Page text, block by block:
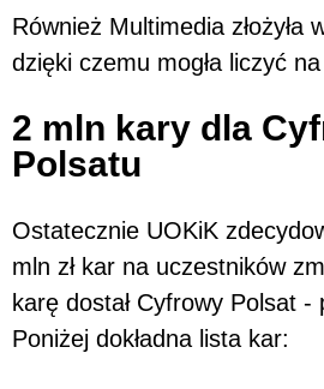
Również Multimedia złożyła
dzięki czemu mogła liczyć
2 mln kary dla
Polsatu
Ostatecznie UOKiK
mln zł kar na uczestników
karę dostał Cyfrowy Polsat -
Poniżej dokładna lista kar: